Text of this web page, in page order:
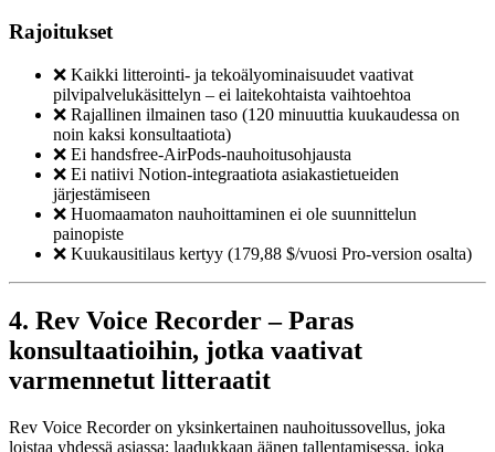
Rajoitukset
❌ Kaikki litterointi- ja tekoälyominaisuudet vaativat
pilvipalvelukäsittelyn – ei laitekohtaista vaihtoehtoa
❌ Rajallinen ilmainen taso (120 minuuttia kuukaudessa on
noin kaksi konsultaatiota)
❌ Ei handsfree-AirPods-nauhoitusohjausta
❌ Ei natiivi Notion-integraatiota asiakastietueiden
järjestämiseen
❌ Huomaamaton nauhoittaminen ei ole suunnittelun
painopiste
❌ Kuukausitilaus kertyy (179,88 $/vuosi Pro-version osalta)
4. Rev Voice Recorder – Paras
konsultaatioihin, jotka vaativat
varmennetut litteraatit
Rev Voice Recorder on yksinkertainen nauhoitussovellus, joka
loistaa yhdessä asiassa: laadukkaan äänen tallentamisessa, joka